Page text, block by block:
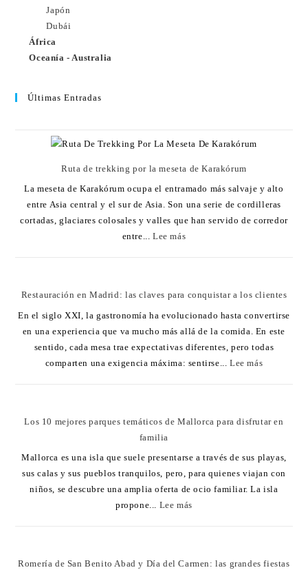
Japón
Dubái
África
Oceanía - Australia
Últimas Entradas
Ruta de trekking por la meseta de Karakórum
La meseta de Karakórum ocupa el entramado más salvaje y alto
entre Asia central y el sur de Asia. Son una serie de cordilleras
cortadas, glaciares colosales y valles que han servido de corredor
entre...Lee más
Restauración en Madrid: las claves para conquistar a los clientes
En el siglo XXI, la gastronomía ha evolucionado hasta convertirse
en una experiencia que va mucho más allá de la comida. En este
sentido, cada mesa trae expectativas diferentes, pero todas
comparten una exigencia máxima: sentirse...Lee más
Los 10 mejores parques temáticos de Mallorca para disfrutar en
familia
Mallorca es una isla que suele presentarse a través de sus playas,
sus calas y sus pueblos tranquilos, pero, para quienes viajan con
niños, se descubre una amplia oferta de ocio familiar. La isla
propone... Lee más
Romería de San Benito Abad y Día del Carmen: las grandes fiestas